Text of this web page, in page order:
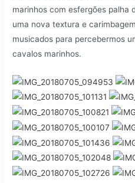
marinhos com esfergões palha
uma nova textura e
musicados para percebermos
cavalos marinhos.